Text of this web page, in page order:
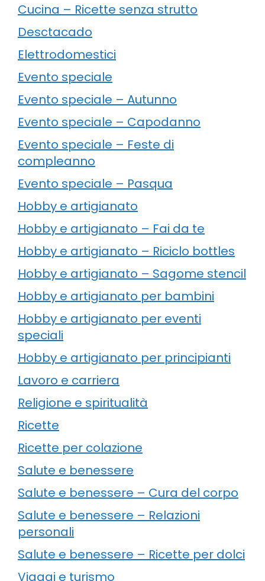
Cucina – Ricette senza strutto
Desctacado
Elettrodomestici
Evento speciale
Evento speciale – Autunno
Evento speciale – Capodanno
Evento speciale – Feste di
compleanno
Evento speciale – Pasqua
Hobby e artigianato
Hobby e artigianato – Fai da te
Hobby e artigianato – Riciclo bottles
Hobby e artigianato – Sagome stencil
Hobby e artigianato per bambini
Hobby e artigianato per eventi
speciali
Hobby e artigianato per principianti
Lavoro e carriera
Religione e spiritualità
Ricette
Ricette per colazione
Salute e benessere
Salute e benessere – Cura del corpo
Salute e benessere – Relazioni
personali
Salute e benessere – Ricette per dolci
Viaggi e turismo